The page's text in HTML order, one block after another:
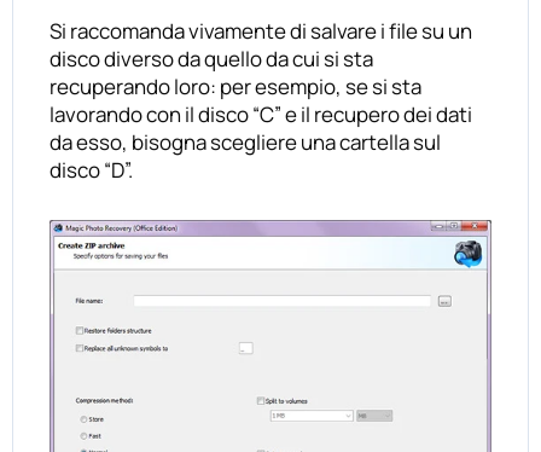
Si raccomanda vivamente di salvare i file su un
disco diverso da quello da cui si sta
recuperando loro: per esempio, se si sta
lavorando con il disco “C” e il recupero dei dati
da esso, bisogna scegliere una cartella sul
disco “D”.